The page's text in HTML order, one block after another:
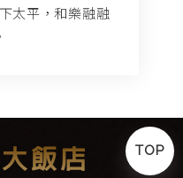
太平，和樂融融
TOP